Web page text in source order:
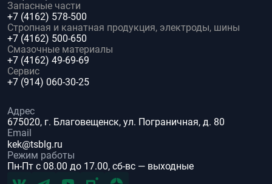
Запасные части
+7 (4162) 578-500
Стропная и канатная продукция, электроды, шины
+7 (4162) 500-650
Смазочные материалы
+7 (4162) 49-69-69
Сервис
+7 (914) 060-30-25
Адрес
675020, г. Благовещенск, ул. Пограничная, д. 80
Email
kek@tsblg.ru
Режим работы
Пн-Пт с 08.00 до 17.00, сб-вс — выходные